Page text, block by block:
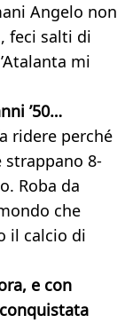
Angelo non
feci salti di
mi
’50…
ridere perché
strappano 8-
Roba da
che
il calcio di
e con